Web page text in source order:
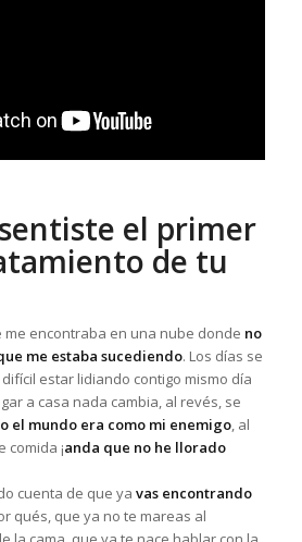
el primer
de tu
me encontraba en una nube donde no
me estaba sucediendo. Los días se
estar lidiando contigo mismo día
a casa nada cambia, al revés, se
el mundo era como mi enemigo, al
comida ¡anda que no he llorado
cuenta de que ya vas encontrando
qués, que ya no te mareas al